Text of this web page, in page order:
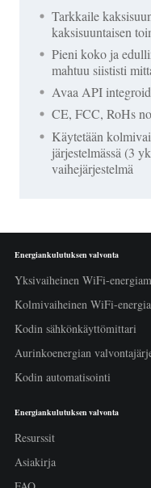
Tarkkaile
kaksisuuntaisen
Pieni koko ja
mahtuu siististi
Avaa API
CE, FCC, RoHs
Käytetään
järjestelmässä (3
vaihejärjestelmä
Energiankulutuksen valvonta
Yksivaiheinen WiFi-
Kolmivaiheinen WiFi-
Kodin sähkönkäyttömittari
Aurinkoenergian
Kodin automatisointi
Energiankulutuksen valvonta
Resurssit
Asiakirja